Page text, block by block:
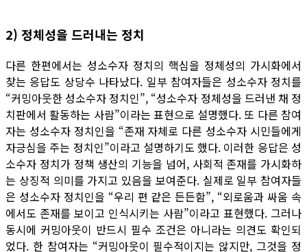
2) 정체성을 드러내는 정치
다른 한편에서는 성소수자 정치의 핵심을 정체성의 가시화에서
찾는 응답도 상당수 나타났다. 일부 참여자들은 성소수자 정치를
“커밍아웃한 성소수자 정치인”, “성소수자 정체성을 드러낸 채 정
치판에서 활동하는 사람”이라는 표현으로 설명했다. 또 다른 참여
자는 성소수자 정치인을 “존재 자체로 다른 성소수자 시민들에게
자긍심을 주는 정치인”이라고 설명하기도 했다. 이러한 응답은 성
소수자 정치가 정책 생산의 기능을 넘어, 사회적 존재를 가시화하
는 상징적 의미를 가지고 있음을 보여준다. 실제로 일부 참여자들
은 성소수자 정치인을 “우리 편 같은 든든함”, “외로움과 싸움 속
에서도 존재를 보이고 인식시키는 사람”이라고 표현했다. 그러나
동시에 커밍아웃이 반드시 필수 조건은 아니라는 의견도 확인되
었다. 한 참여자는 “커밍아웃이 필수적이지는 않지만, 그것을 정